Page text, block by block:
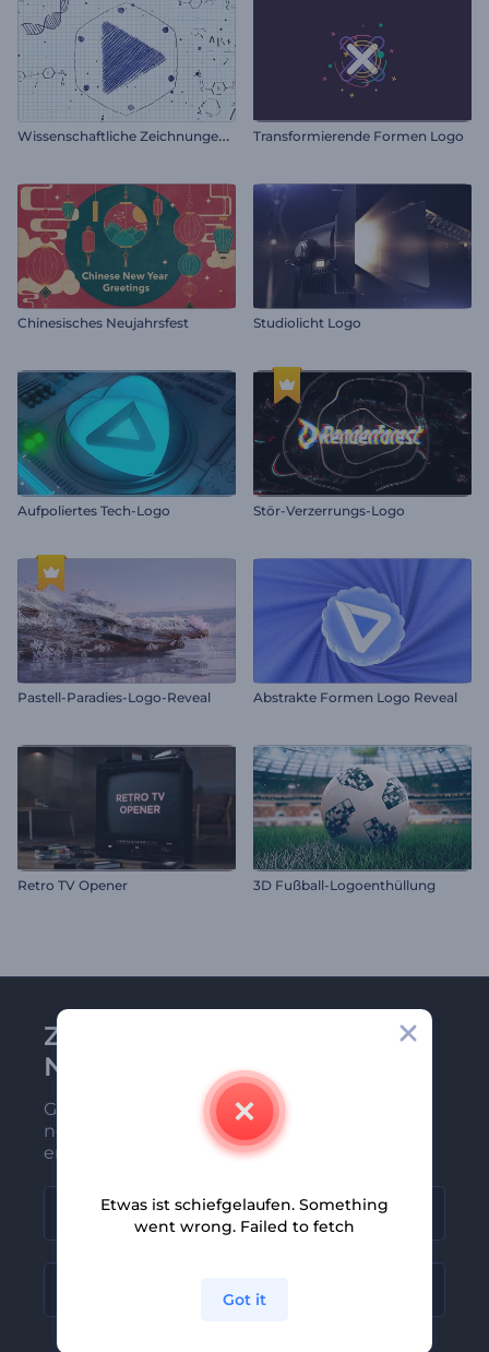
W
issenschaftliche Zeichnungen Logo Transformierende Formen Logo
Chinesisches Neujahrsfest Studiolicht Logo
Aufpoliertes Tech-Logo Stör-Verzerrungs-Logo
Pastell-Paradies-Logo-Reveal Abstrakte Formen Logo Reveal
Retro TV Opener 3D Fußball-Logoenthüllung
Zu Renderforest-
Newsletter anmelden
Gehören Sie zu den Ersten, die unsere
neuesten Nachrichten und Angebote
erhalten
Etwas ist schiefgelaufen. Something
went wrong. Failed to fetch
Got it